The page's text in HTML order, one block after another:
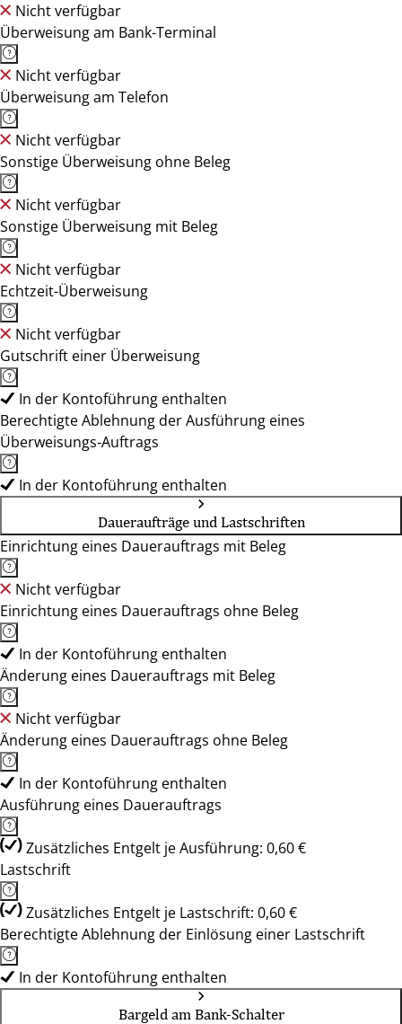
Nicht verfügbar
Überweisung am Bank-Terminal
Nicht verfügbar
Überweisung am Telefon
Nicht verfügbar
Sonstige Überweisung ohne Beleg
Nicht verfügbar
Sonstige Überweisung mit Beleg
Nicht verfügbar
Echtzeit-Überweisung
Nicht verfügbar
Gutschrift einer Überweisung
In der Kontoführung enthalten
Berechtigte Ablehnung der Ausführung eines
Überweisungs-Auftrags
In der Kontoführung enthalten
Daueraufträge und Lastschriften
Einrichtung eines Dauerauftrags mit Beleg
Nicht verfügbar
Einrichtung eines Dauerauftrags ohne Beleg
In der Kontoführung enthalten
Änderung eines Dauerauftrags mit Beleg
Nicht verfügbar
Änderung eines Dauerauftrags ohne Beleg
In der Kontoführung enthalten
Ausführung eines Dauerauftrags
Zusätzliches Entgelt je Ausführung: 0,60 €
Lastschrift
Zusätzliches Entgelt je Lastschrift: 0,60 €
Berechtigte Ablehnung der Einlösung einer Lastschrift
In der Kontoführung enthalten
Bargeld am Bank-Schalter